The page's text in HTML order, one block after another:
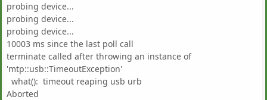
probing device...
probing device...
probing device...
10003 ms since the last poll call
terminate called after throwing an instance of
'mtp::usb::TimeoutException'
what(): timeout reaping usb urb
Aborted